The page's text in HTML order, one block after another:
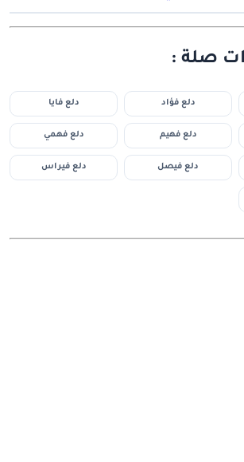
صلة :
دلع فؤاد دلع فايا
دلع فهيم دلع فهمي
دلع فيصل دلع فيراس